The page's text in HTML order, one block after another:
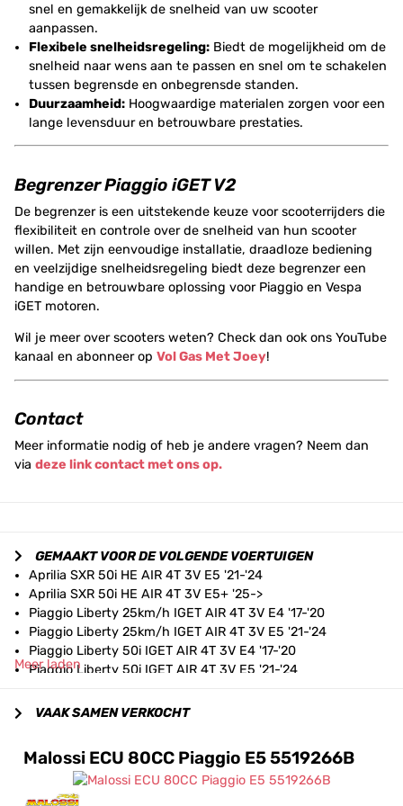
snel en gemakkelijk de snelheid van uw scooter
aanpassen.
Flexibele snelheidsregeling: Biedt de mogelijkheid om de
snelheid naar wens aan te passen en snel om te schakelen
tussen begrensde en onbegrensde standen.
Duurzaamheid: Hoogwaardige materialen zorgen voor een
lange levensduur en betrouwbare prestaties.
Begrenzer Piaggio iGET V2
De begrenzer is een uitstekende keuze voor scooterrijders die
flexibiliteit en controle over de snelheid van hun scooter
willen. Met zijn eenvoudige installatie, draadloze bediening
en veelzijdige snelheidsregeling biedt deze begrenzer een
handige en betrouwbare oplossing voor Piaggio en Vespa
iGET motoren.
Wil je meer over scooters weten? Check dan ook ons YouTube
kanaal en abonneer op Vol Gas Met Joey!
Contact
Meer informatie nodig of heb je andere vragen? Neem dan
via deze link contact met ons op.
GEMAAKT VOOR DE VOLGENDE VOERTUIGEN
Aprilia SXR 50i HE AIR 4T 3V E5 '21-'24
Aprilia SXR 50i HE AIR 4T 3V E5+ '25->
Piaggio Liberty 25km/h IGET AIR 4T 3V E4 '17-'20
Piaggio Liberty 25km/h IGET AIR 4T 3V E5 '21-'24
Piaggio Liberty 50i IGET AIR 4T 3V E4 '17-'20
Piaggio Liberty 50i IGET AIR 4T 3V E5 '21-'24
Piaggio Liberty Corporate 50i IGET AIR 4T 3V E5 '21-'23
Piaggio Liberty Sport 25km/h IGET AIR 4T 3V E5 '21-'24
Piaggio Liberty Sport 50i IGET AIR 4T 3V E4 '17-'20
Piaggio Liberty Sport 50i IGET AIR 4T 3V E5 '21-'24
Meer laden
VAAK SAMEN VERKOCHT
Malossi ECU 80CC Piaggio E5 5519266B